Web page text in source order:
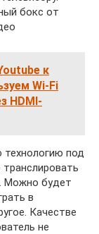
бокс от
к
Wi-Fi
HDMI-
под
Можно будет
в
Качестве
не